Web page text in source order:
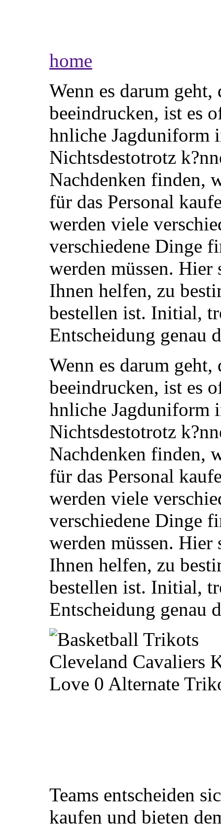
home
Wenn es darum
beeindrucken, ist es
hnliche Jagduniform
Nichtsdestotrotz
Nachdenken finden,
für das Personal
werden viele
verschiedene Dinge
werden müssen.
Ihnen helfen, zu
bestellen ist. Initial,
Entscheidung genau
Wenn es darum
beeindrucken, ist es
hnliche Jagduniform
Nichtsdestotrotz
Nachdenken finden,
für das Personal
werden viele
verschiedene Dinge
werden müssen.
Ihnen helfen, zu
bestellen ist. Initial,
Entscheidung genau
Teams entscheiden
kaufen und bieten